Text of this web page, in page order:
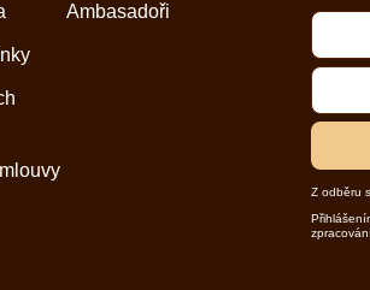
Ambasadoři
Z odběru